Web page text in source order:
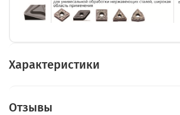
Характеристики
Отзывы